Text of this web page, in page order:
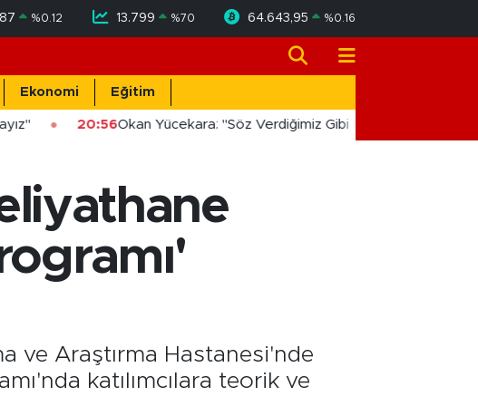
%0.12 13.799 %70 64.643,95 %0.16
Ekonomi Eğitim
20:56Okan Yücekara: "Söz Verdiğimiz Gibi Masada Değil,
ve Araştırma Hastanesi'nde
katılımcılara teorik ve